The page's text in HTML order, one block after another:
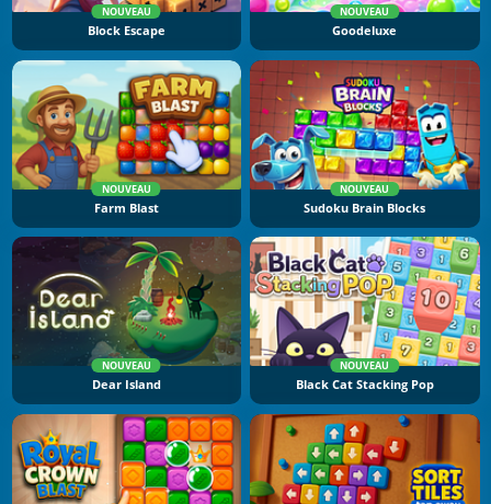
NOUVEAU
Block Escape
NOUVEAU
Goodeluxe
NOUVEAU
Farm Blast
NOUVEAU
Sudoku Brain Blocks
NOUVEAU
Dear Island
NOUVEAU
Black Cat Stacking Pop